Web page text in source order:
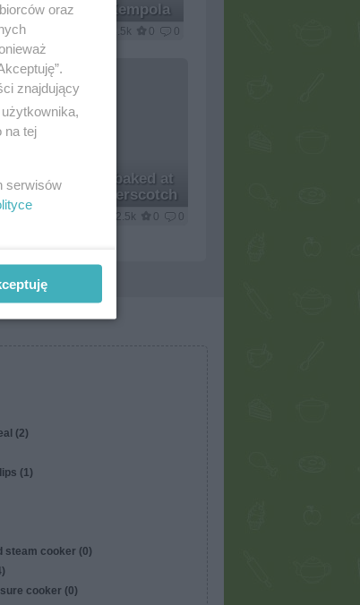
Pâté signature Kempola
3.5k 0 0
shortcrust tart baked at
Easter with butterscotch
2.5k 0 0
(2)
(1)
steam cooker (0)
cooker (0)
oraz
znajdujący
na tej
serwisów